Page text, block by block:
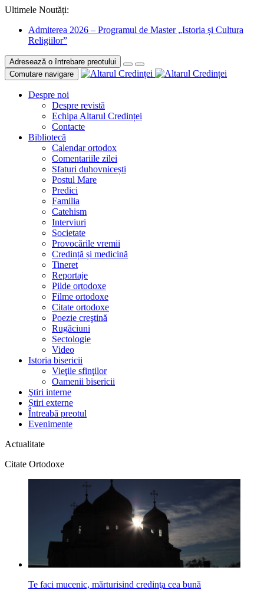
Ultimele Noutăți:
Admiterea 2026 – Programul de Master „Istoria și Cultura
Religiilor”
Adresează o întrebare preotului
Comutare navigare
Despre noi
Despre revistă
Echipa Altarul Credinței
Contacte
Bibliotecă
Calendar ortodox
Comentariile zilei
Sfaturi duhovnicești
Postul Mare
Predici
Familia
Catehism
Interviuri
Societate
Provocările vremii
Credință și medicină
Tineret
Reportaje
Pilde ortodoxe
Filme ortodoxe
Citate ortodoxe
Poezie creştină
Rugăciuni
Sectologie
Video
Istoria bisericii
Vieţile sfinţilor
Oamenii bisericii
Ştiri interne
Știri externe
Întreabă preotul
Evenimente
Actualitate
Citate Ortodoxe
Te faci mucenic, mărturisind credinţa cea bună